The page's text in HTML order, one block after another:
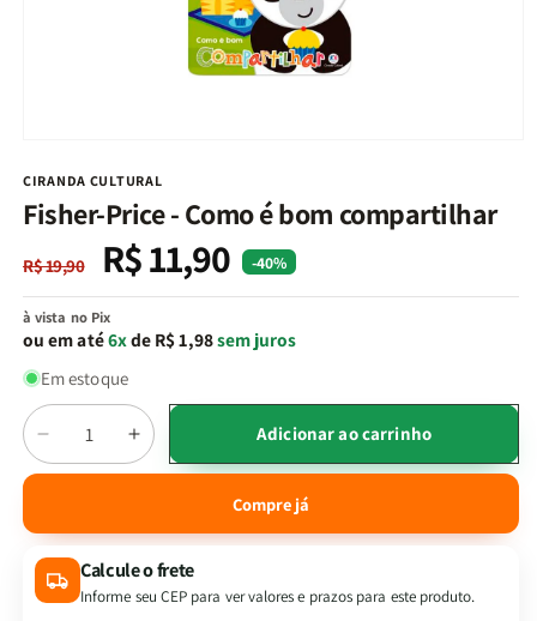
1
na
janela
CIRANDA CULTURAL
Fisher-Price - Como é bom compartilhar
Preço
normal
R$ 19,90
Preço
promocional
R$ 11,90 -40%
à vista no Pix
ou em até6xde R$ 1,98sem juros
Em estoque
Quantidade
Diminuir
a
Fisher-
Price
-
Aumentar
a
quantidade
Fisher-
Price
-
Adicionar ao carrinho
Compre já
Calcule o frete
Informe seu CEP para ver valores e prazos para este produto.